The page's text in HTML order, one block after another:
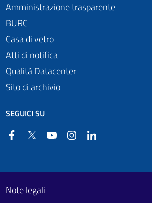
Amministrazione trasparente
BURC
Casa di vetro
Atti di notifica
Qualità Datacenter
Sito di archivio
SEGUICI SU
FacebookTwitter YouTube Instagram
Footer First
Useful links section
Note legali